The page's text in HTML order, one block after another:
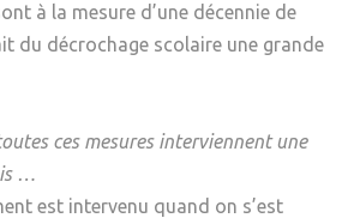
à la mesure d’une décennie de
du décrochage scolaire une grande
ces mesures interviennent une
…
est intervenu quand on s’est